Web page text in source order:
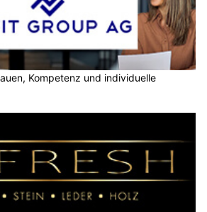
Kompetenz und individuelle